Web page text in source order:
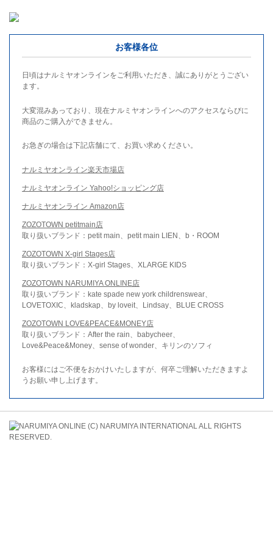
お客様各位
日頃はナルミヤオンラインをご利用いただき、誠にありがとうござい
ます。
大変混みあっており、現在ナルミヤオンラインへのアクセスならびに
商品のご購入ができません。
お急ぎの場合は下記店舗にて、お買い求めください。
ナルミヤオンライン楽天市場店
ナルミヤオンライン Yahoo!ショッピング店
ナルミヤオンライン Amazon店
ZOZOTOWN petitmain店
取り扱いブランド：petit main、petit main LIEN、b・ROOM
ZOZOTOWN X-girl Stages店
取り扱いブランド：X-girl Stages、XLARGE KIDS
ZOZOTOWN NARUMIYA ONLINE店
取り扱いブランド：kate spade new york childrenswear、
LOVETOXIC、kladskap、by loveit、Lindsay、BLUE CROSS
ZOZOTOWN LOVE&PEACE&MONEY店
取り扱いブランド：After the rain、babycheer、
Love&Peace&Money、sense of wonder、キリンのソフィ
お客様にはご不便をおかけいたしますが、何卒ご理解いただきますよ
うお願い申し上げます。